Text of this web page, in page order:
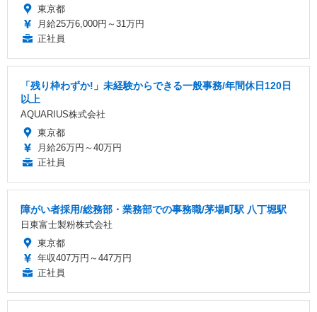
東京都
月給25万6,000円～31万円
正社員
「残り枠わずか!」未経験からできる一般事務/年間休日120日
以上
AQUARIUS株式会社
東京都
月給26万円～40万円
正社員
障がい者採用/総務部・業務部での事務職/茅場町駅 八丁堀駅
日東富士製粉株式会社
東京都
年収407万円～447万円
正社員